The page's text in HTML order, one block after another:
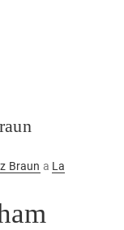
Braun a La